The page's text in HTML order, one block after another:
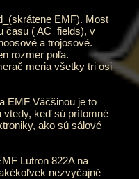
EMF). Most
času (AC fields), v
a trojosové.
rozmer poľa.
meria všetky tri osi
EMF Väčšinou je to
vtedy, keď sú prítomné
ako sú sálové
Lutron 822A na
nezvyčajné